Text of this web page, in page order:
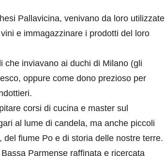
Pallavicina, venivano da loro utilizzate
e immagazzinare i prodotti del loro
che inviavano ai duchi di Milano (gli
oppure come dono prezioso per
corsi di cucina e master sul
al lume di candela, ma anche piccoli
fiume Po e di storia delle nostre terre.
Parmense raffinata e ricercata